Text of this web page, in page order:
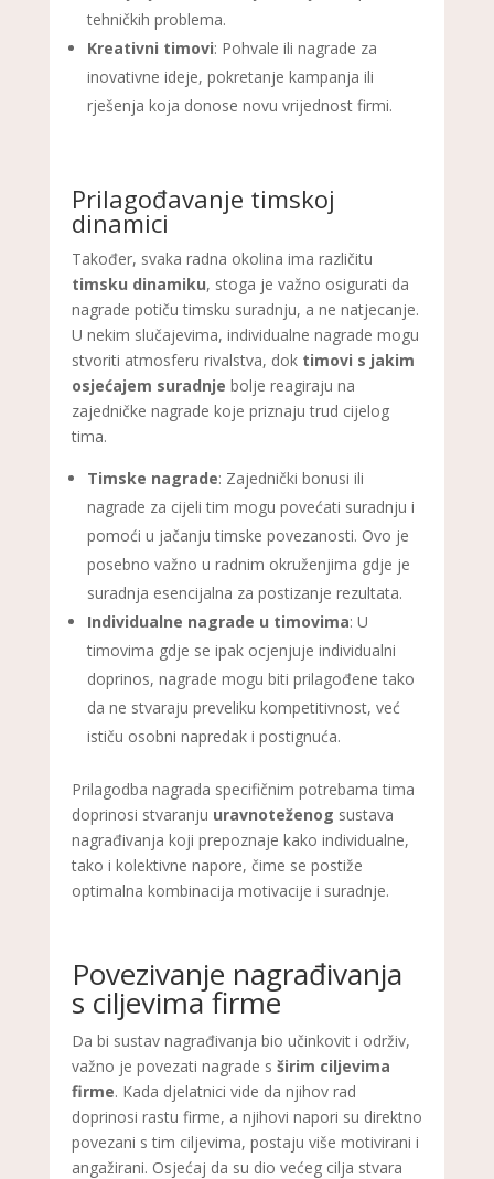
tehničkih problema.
Kreativni timovi: Pohvale ili nagrade za
inovativne ideje, pokretanje kampanja ili
rješenja koja donose novu vrijednost firmi.
Prilagođavanje timskoj
dinamici
Također, svaka radna okolina ima različitu
timsku dinamiku, stoga je važno osigurati da
nagrade potiču timsku suradnju, a ne natjecanje.
U nekim slučajevima, individualne nagrade mogu
stvoriti atmosferu rivalstva, dok timovi s jakim
osjećajem suradnje bolje reagiraju na
zajedničke nagrade koje priznaju trud cijelog
tima.
Timske nagrade: Zajednički bonusi ili
nagrade za cijeli tim mogu povećati suradnju i
pomoći u jačanju timske povezanosti. Ovo je
posebno važno u radnim okruženjima gdje je
suradnja esencijalna za postizanje rezultata.
Individualne nagrade u timovima: U
timovima gdje se ipak ocjenjuje individualni
doprinos, nagrade mogu biti prilagođene tako
da ne stvaraju preveliku kompetitivnost, već
ističu osobni napredak i postignuća.
Prilagodba nagrada specifičnim potrebama tima
doprinosi stvaranju uravnoteženog sustava
nagrađivanja koji prepoznaje kako individualne,
tako i kolektivne napore, čime se postiže
optimalna kombinacija motivacije i suradnje.
Povezivanje nagrađivanja
s ciljevima firme
Da bi sustav nagrađivanja bio učinkovit i održiv,
važno je povezati nagrade s širim ciljevima
firme. Kada djelatnici vide da njihov rad
doprinosi rastu firme, a njihovi napori su direktno
povezani s tim ciljevima, postaju više motivirani i
angažirani. Osjećaj da su dio većeg cilja stvara